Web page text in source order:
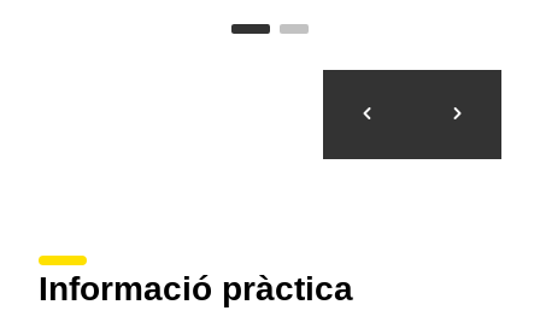
Informació pràctica